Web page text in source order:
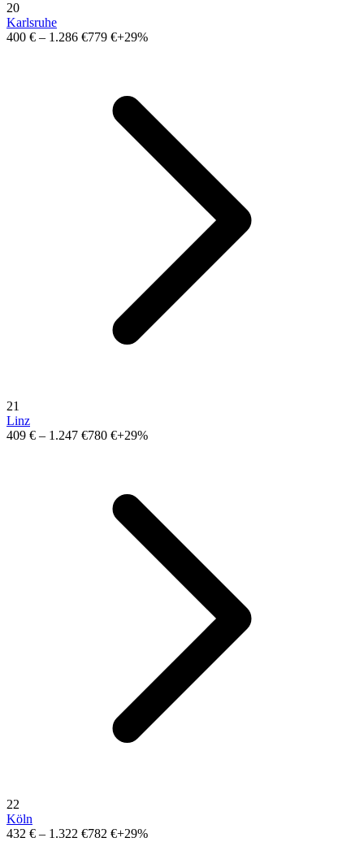
20
Karlsruhe
400 € – 1.286 €779 €+29%
21
Linz
409 € – 1.247 €780 €+29%
22
Köln
432 € – 1.322 €782 €+29%